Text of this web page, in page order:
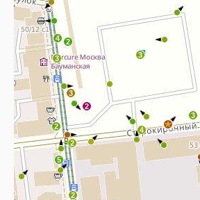
2
5
2
2
2
3
3
4
2
3
4
3